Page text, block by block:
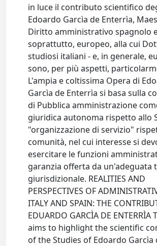
in luce il contributo scientifico
Edoardo Garcìa de Enterrìa,
Diritto amministrativo spagnolo
soprattutto, europeo, alla cui
studiosi italiani - e, in generale,
sono, per più aspetti,
L'ampia e coltissima Opera di
Garcìa de Enterrìa si basa sulla
di Pubblica amministrazione
giuridica autonoma rispetto allo
"organizzazione di servizio"
comunità, nel cui interesse si
esercitare le funzioni
garanzia offerta da un'adeguata
giurisdizionale. REALITIES AND
PERSPECTIVES OF
ITALY AND SPAIN: THE
EDUARDO GARCÌA DE ENTERRÌA
aims to highlight the scientific
of the Studies of Edoardo Garcìa